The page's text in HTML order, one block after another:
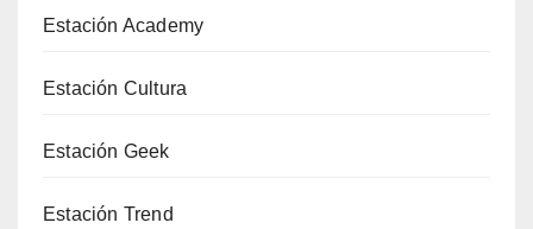
Estación Academy
Estación Cultura
Estación Geek
Estación Trend